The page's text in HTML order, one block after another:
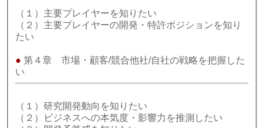
（１）主要プレイヤーを知りたい
（２）主要プレイヤーの開発・特許ポジションを知り
たい
● 第４章 市場・顧客/競合他社/自社の戦略を把握した
い
（１）研究開発動向を知りたい
（２）ビジネスへの本気度・影響力を推測したい